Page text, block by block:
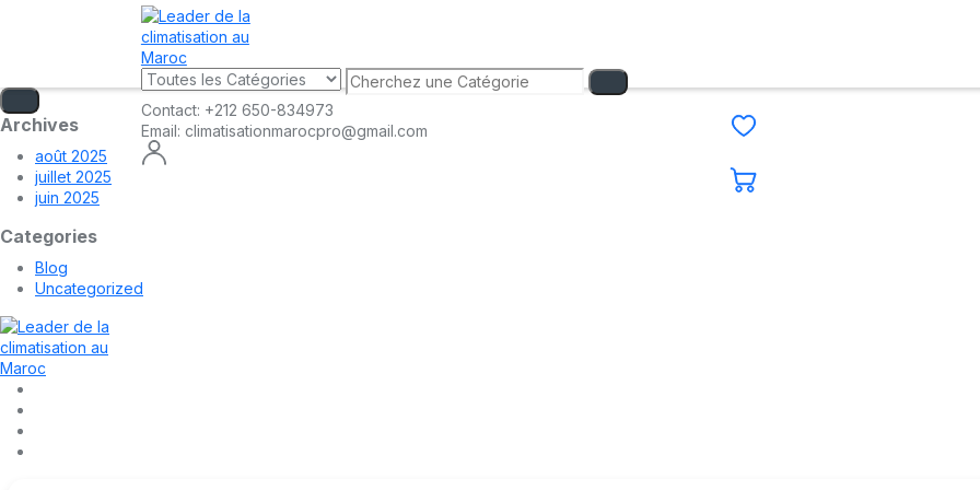
Archives
août 2025
juillet 2025
juin 2025
Categories
Blog
Uncategorized
Contact: +212 650-834973
Email: climatisationmarocpro@gmail.com